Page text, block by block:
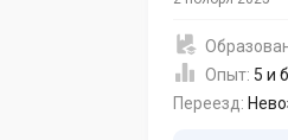
Опыт: 5 и
Переезд: